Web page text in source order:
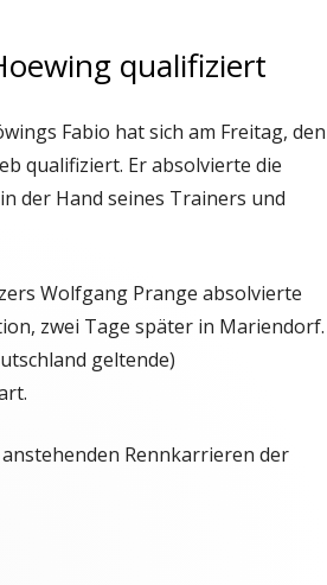
qualifiziert
Fabio hat sich am Freitag, den
qualifiziert. Er absolvierte die
der Hand seines Trainers und
Wolfgang Prange absolvierte
zwei Tage später in Mariendorf.
geltende)
Rennkarrieren der